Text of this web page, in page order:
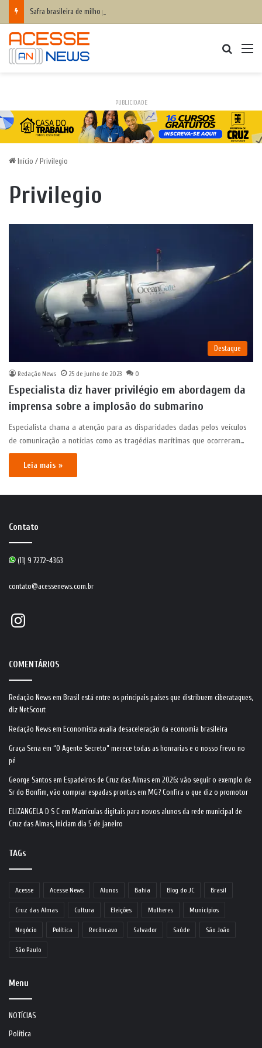
Safra brasileira de milho pode superar 140 milhões de toneladas
PUBLICIDADE
Início / Privilegio
Privilegio
Destaque
Redação News 25 de junho de 2023 0
Especialista diz haver privilégio em abordagem da
imprensa sobre a implosão do submarino
Especialista chama a atenção para as disparidades dadas pelos veículos
de comunicação a notícias como as tragédias marítimas que ocorreram…
Leia mais »
Contato
(11) 9 7272-4363
contato@acessenews.com.br
Instagram
COMENTÁRIOS
Redação News em Brasil está entre os principais países que distribuem ciberataques,
diz NetScout
Redação News em Economista avalia desaceleração da economia brasileira
Graça Sena em “O Agente Secreto” merece todas as honrarias e o nosso frevo no
pé
George Santos em Espadeiros de Cruz das Almas em 2026: vão seguir o exemplo de
Sr do Bonfim, vão comprar espadas prontas em MG? Confira o que diz o promotor
ELIZANGELA D S C em Matrículas digitais para novos alunos da rede municipal de
Cruz das Almas, iniciam dia 5 de janeiro
TAGs
Acesse Acesse News Alunos Bahia Blog do JC Brasil
Cruz das Almas Cultura Eleições Mulheres Municípios
Negócio Política Recôncavo Salvador Saúde São João
São Paulo
Menu
NOTÍCIAS
Política